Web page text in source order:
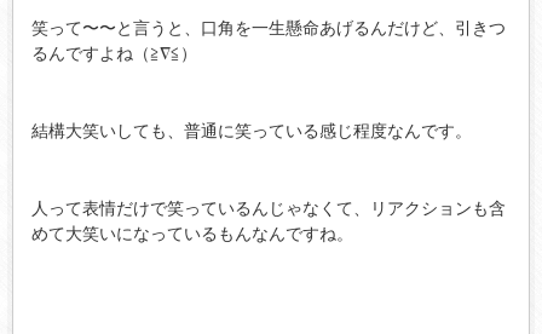
笑って〜〜と言うと、口角を一生懸命あげるんだけど、引きつ
るんですよね（≧∇≦）
結構大笑いしても、普通に笑っている感じ程度なんです。
人って表情だけで笑っているんじゃなくて、リアクションも含
めて大笑いになっているもんなんですね。